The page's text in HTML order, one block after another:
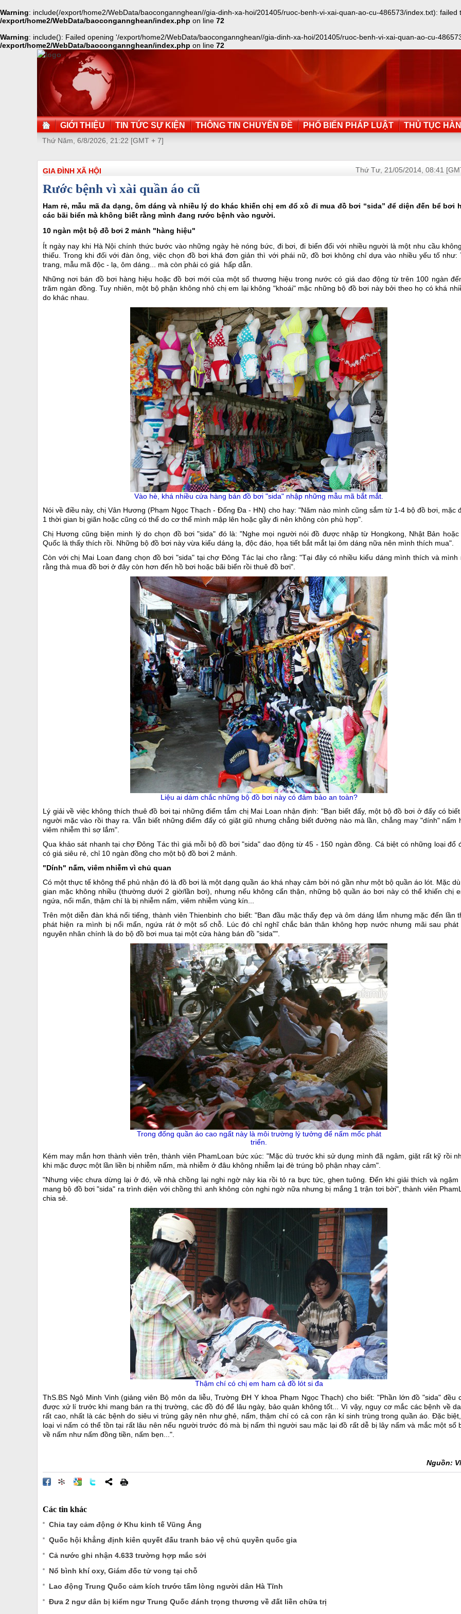
Warning: include(/export/home2/WebData/baocongannghean//gia-dinh-xa-hoi/201405/ruoc-benh-vi-xai-quan-ao-cu-486573/index.txt):
/export/home2/WebData/baocongannghean/index.php on line 72
Warning: include(): Failed opening '/export/home2/WebData/baocongannghean//gia-dinh-xa-hoi/201405/ruoc-benh-vi-xai-quan-ao-cu-
/export/home2/WebData/baocongannghean/index.php on line 72
GIỚI THIỆU TIN TỨC SỰ KIỆN THÔNG TIN CHUYÊN ĐỀ PHỔ BIẾN PHÁP LUẬT THỦ TỤC
Thứ Năm, 6/8/2026, 21:22 [GMT + 7]
GIA ĐÌNH XÃ HỘI Thứ Tư, 21/05/2014, 08:41
Rước bệnh vì xài quần áo cũ
Ham rẻ, mẫu mã đa dạng, ôm dáng và nhiều lý do khác khiến chị em đổ xô đi mua đồ bơi “sida” để diện đến bể bơi
các bãi biển mà không biết rằng mình đang rước bệnh vào người.
10 ngàn một bộ đồ bơi 2 mảnh "hàng hiệu"
Ít ngày nay khi Hà Nội chính thức bước vào những ngày hè nóng bức, đi bơi, đi biển đối với nhiều người là một nhu cầu
thiếu. Trong khi đối với đàn ông, việc chọn đồ bơi khá đơn giản thì với phái nữ, đồ bơi không chỉ dựa vào nhiều yếu tố như:
trang, mẫu mã độc - lạ, ôm dáng... mà còn phải có giá hấp dẫn.
Những nơi bán đồ bơi hàng hiệu hoặc đồ bơi mới của một số thương hiệu trong nước có giá dao động từ trên 100 ngàn
trăm ngàn đồng. Tuy nhiên, một bộ phận không nhỏ chị em lại không "khoái" mặc những bộ đồ bơi này bởi theo họ có khá
do khác nhau.
Vào hè, khá nhiều cửa hàng bán đồ bơi "sida" nhập những mẫu mã bắt mắt.
Nói về điều này, chị Vân Hương (Phạm Ngọc Thạch - Đống Đa - HN) cho hay: "Năm nào mình cũng sắm từ 1-4 bộ đồ bơi, mặc
1 thời gian bị giãn hoặc cũng có thể do cơ thể mình mập lên hoặc gầy đi nên không còn phù hợp".
Chị Hương cũng biện minh lý do chọn đồ bơi "sida" đó là: "Nghe mọi người nói đồ được nhập từ Hongkong, Nhật Bản hoặc
Quốc là thấy thích rồi. Những bộ đồ bơi này vừa kiểu dáng lạ, độc đáo, họa tiết bắt mắt lại ôm dáng nữa nên mình thích mua".
Còn với chị Mai Loan đang chọn đồ bơi "sida" tại chợ Đông Tác lại cho rằng: "Tại đây có nhiều kiểu dáng mình thích và mình
rằng thà mua đồ bơi ở đây còn hơn đến hồ bơi hoặc bãi biển rồi thuê đồ bơi".
Liệu ai dám chắc những bộ đồ bơi này có đảm bảo an toàn?
Lý giải về việc không thích thuê đồ bơi tại những điểm tắm chị Mai Loan nhận định: "Bạn biết đấy, một bộ đồ bơi ở đấy có
người mặc vào rồi thay ra. Vẫn biết những điểm đấy có giặt giũ nhưng chẳng biết đường nào mà lần, chẳng may "dính" nấm
viêm nhiễm thì sợ lắm".
Qua khảo sát nhanh tại chợ Đông Tác thì giá mỗi bộ đồ bơi "sida" dao động từ 45 - 150 ngàn đồng. Cá biệt có những loại đổ
có giá siêu rẻ, chỉ 10 ngàn đồng cho một bộ đồ bơi 2 mảnh.
"Dính" nấm, viêm nhiễm vì chủ quan
Có một thực tế không thể phủ nhận đó là đồ bơi là một dạng quần áo khá nhạy cảm bởi nó gần như một bộ quần áo lót. Mặc
gian mặc không nhiều (thường dưới 2 giờ/lần bơi), nhưng nếu không cẩn thận, những bộ quần áo bơi này có thể khiến chị
ngứa, nổi mẩn, thậm chí là bị nhiễm nấm, viêm nhiễm vùng kín...
Trên một diễn đàn khá nổi tiếng, thành viên Thienbinh cho biết: "Ban đầu mặc thấy đẹp và ôm dáng lắm nhưng mặc đến lần
phát hiện ra mình bị nổi mẩn, ngứa rát ở một số chỗ. Lúc đó chỉ nghĩ chắc bản thân không hợp nước nhưng mãi sau phát
nguyên nhân chính là do bộ đồ bơi mua tại một cửa hàng bán đồ "sida"".
Trong đống quần áo cao ngất này là môi trường lý tưởng để nấm mốc phát
triển.
Kém may mắn hơn thành viên trên, thành viên PhamLoan bức xúc: "Mặc dù trước khi sử dụng mình đã ngâm, giặt rất kỹ rồi
khi mặc được một lần liền bị nhiễm nấm, mà nhiễm ở đâu không nhiễm lại đè trúng bộ phận nhạy cảm".
"Nhưng việc chưa dừng lại ở đó, về nhà chồng lại nghi ngờ này kia rồi tỏ ra bực tức, ghen tuông. Đến khi giải thích và ngậm
mang bộ đồ bơi "sida" ra trình diện với chồng thì anh không còn nghi ngờ nữa nhưng bị mắng 1 trận tơi bời", thành viên
chia sẻ.
Thậm chí có chị em ham cả đồ lót si đa
ThS.BS Ngô Minh Vinh (giảng viên Bộ môn da liễu, Trường ĐH Y khoa Phạm Ngọc Thạch) cho biết: "Phần lớn đồ "sida" đều
được xử lí trước khi mang bán ra thị trường, các đồ đó để lâu ngày, bảo quản không tốt... Vì vậy, nguy cơ mắc các bệnh về
rất cao, nhất là các bệnh do siêu vi trùng gây nên như ghẻ, nấm, thậm chí có cả con rận kí sinh trùng trong quần áo. Đặc
loại vi nấm có thể tồn tại rất lâu nên nếu người trước đó mà bị nấm thì người sau mặc lại đồ rất dễ bị lây nấm và mắc một số
về nấm như nấm đồng tiền, nấm bẹn...".
Nguồn:
Các tin khác
Chia tay cảm động ở Khu kinh tế Vũng Áng
Quốc hội khẳng định kiên quyết đấu tranh bảo vệ chủ quyền quốc gia
Cả nước ghi nhận 4.633 trường hợp mắc sởi
Nổ bình khí oxy, Giám đốc tử vong tại chỗ
Lao động Trung Quốc cảm kích trước tấm lòng người dân Hà Tĩnh
Đưa 2 ngư dân bị kiểm ngư Trung Quốc đánh trọng thương về đất liền chữa trị